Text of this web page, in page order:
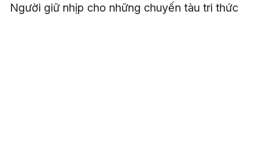
Người giữ nhịp cho những chuyến tàu tri thức